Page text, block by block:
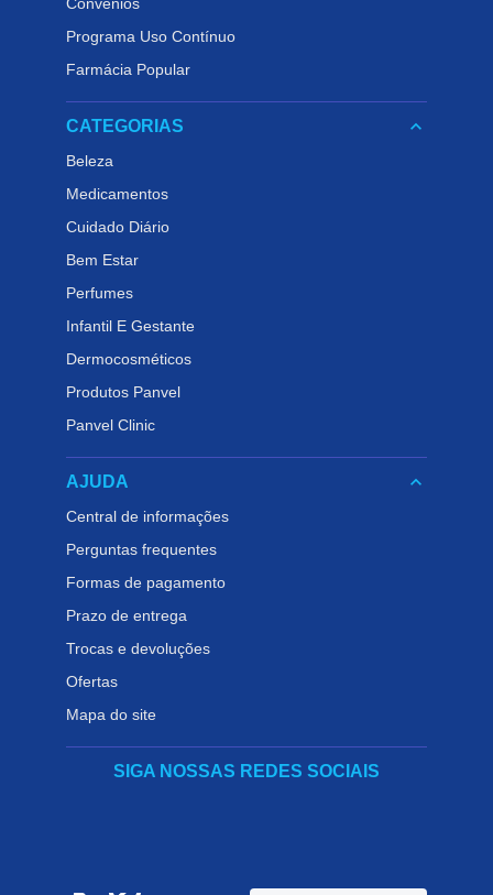
Programa Uso Contínuo
Farmácia Popular
CATEGORIAS keyboard_arrow_down
Beleza
Medicamentos
Cuidado Diário
Bem Estar
Perfumes
Infantil E Gestante
Dermocosméticos
Produtos Panvel
Panvel Clinic
AJUDA keyboard_arrow_down
Central de informações
Perguntas frequentes
Formas de pagamento
Prazo de entrega
Trocas e devoluções
Ofertas
Mapa do site
SIGA NOSSAS REDES SOCIAIS